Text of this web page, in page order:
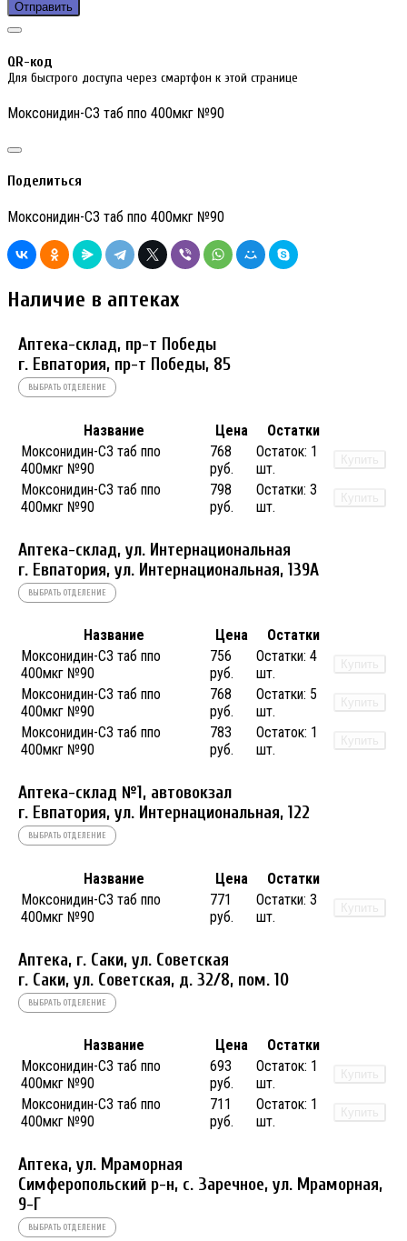
Отправить
QR-код
Для быстрого доступа через смартфон к этой странице
Моксонидин-СЗ таб ппо 400мкг №90
Поделиться
Моксонидин-СЗ таб ппо 400мкг №90
Наличие в аптеках
Аптека-склад, пр-т Победы
г. Евпатория, пр-т Победы, 85
ВЫБРАТЬ ОТДЕЛЕНИЕ
Название Цена
Остатки
Моксонидин-СЗ таб ппо
400мкг №90
768
руб.
Остаток: 1
шт.
Купить
Моксонидин-СЗ таб ппо
400мкг №90
798
руб.
Остатки: 3
шт.
Купить
Аптека-склад, ул. Интернациональная
г. Евпатория, ул. Интернациональная, 139А
ВЫБРАТЬ ОТДЕЛЕНИЕ
Название Цена
Остатки
Моксонидин-СЗ таб ппо
400мкг №90
756
руб.
Остатки: 4
шт.
Купить
Моксонидин-СЗ таб ппо
400мкг №90
768
руб.
Остатки: 5
шт.
Купить
Моксонидин-СЗ таб ппо
400мкг №90
783
руб.
Остаток: 1
шт.
Купить
Аптека-склад №1, автовокзал
г. Евпатория, ул. Интернациональная, 122
ВЫБРАТЬ ОТДЕЛЕНИЕ
Название Цена
Остатки
Моксонидин-СЗ таб ппо
400мкг №90
771
руб.
Остатки: 3
шт.
Купить
Аптека, г. Саки, ул. Советская
г. Саки, ул. Советская, д. 32/8, пом. 10
ВЫБРАТЬ ОТДЕЛЕНИЕ
Название Цена
Остатки
Моксонидин-СЗ таб ппо
400мкг №90
693
руб.
Остаток: 1
шт.
Купить
Моксонидин-СЗ таб ппо
400мкг №90
711
руб.
Остаток: 1
шт.
Купить
Аптека, ул. Мраморная
Симферопольский р-н, с. Заречное, ул. Мраморная,
9-Г
ВЫБРАТЬ ОТДЕЛЕНИЕ